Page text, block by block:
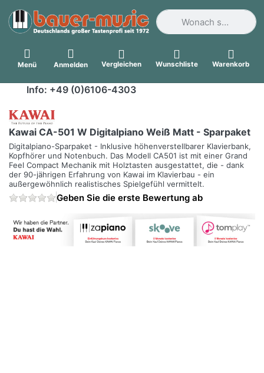
Geben Sie einen
Menü Anmelden Vergleichen Wunschliste Warenkorb
Info: +49 (0)6106-4303
Kawai CA-501 W Digitalpiano Weiß Matt - Sparpaket
Digitalpiano-Sparpaket - Inklusive höhenverstellbarer Klavierbank,
Kopfhörer und Notenbuch. Das Modell CA501 ist mit einer Grand
Feel Compact Mechanik mit Holztasten ausgestattet, die - dank
der 90-jährigen Erfahrung von Kawai im Klavierbau - ein
außergewöhnlich realistisches Spielgefühl vermittelt.
Geben Sie die erste Bewertung ab